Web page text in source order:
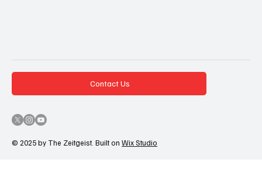
© 2025 by The Zeitgeist. Built on Wix Studio
Contact Us